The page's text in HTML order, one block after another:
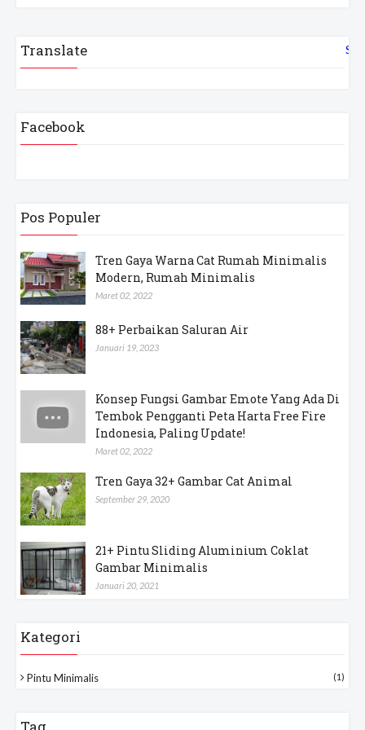
Translate
Facebook
Pos Populer
Tren Gaya Warna Cat Rumah Minimalis
Modern, Rumah Minimalis
Maret 02, 2022
88+ Perbaikan Saluran Air
Januari 19, 2023
Konsep Fungsi Gambar Emote Yang Ada Di
Tembok Pengganti Peta Harta Free Fire
Indonesia, Paling Update!
Maret 02, 2022
Tren Gaya 32+ Gambar Cat Animal
September 29, 2020
21+ Pintu Sliding Aluminium Coklat
Gambar Minimalis
Januari 20, 2021
Kategori
Pintu Minimalis (1)
Tag